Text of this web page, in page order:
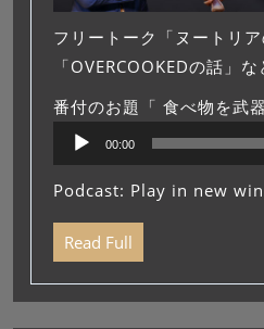
フリートーク「ヌートリア
「OVERCOOKEDの話」な
番付のお題「 食べ物を武
プ
ー
ヤ
00:00
Podcast: Play in new
Read Full